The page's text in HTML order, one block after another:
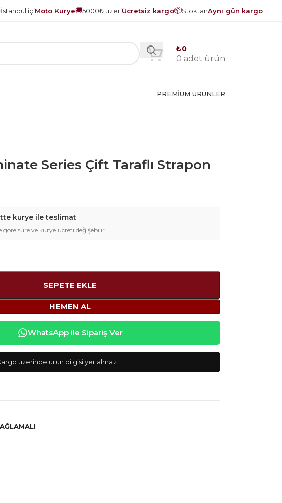
İstanbul içiMoto Kurye🚚5000₺ üzeriÜcretsiz kargo📦StoktanAynı gün kargo
0 adet ürün
₺0
PREMIUM ÜRÜNLER
Series Çift Taraflı Strapon
kurye ile teslimat
göre süre ve kurye ücreti değişebilir
SEPETE EKLE
HEMEN AL
WhatsApp ile Sipariş Ver
üzerinde ürün bilgisi yer almaz.